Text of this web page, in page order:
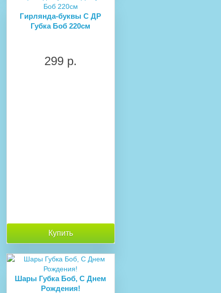
Гирлянда-буквы С ДР
Губка Боб 220см
299 р.
Купить
Шары Губка Боб, С Днем
Рождения!